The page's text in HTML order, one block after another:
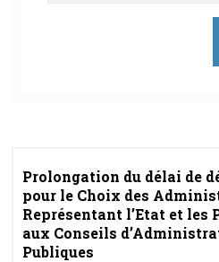
Prolongation du délai de
pour le Choix des
Représentant l’Etat et
aux Conseils
Publiques